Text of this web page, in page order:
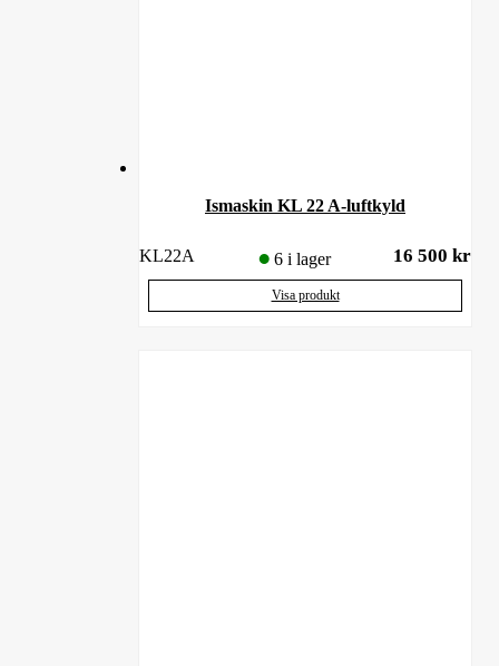
Ismaskin KL 22 A-luftkyld
KL22A 6 i lager 16 500 kr
Visa produkt